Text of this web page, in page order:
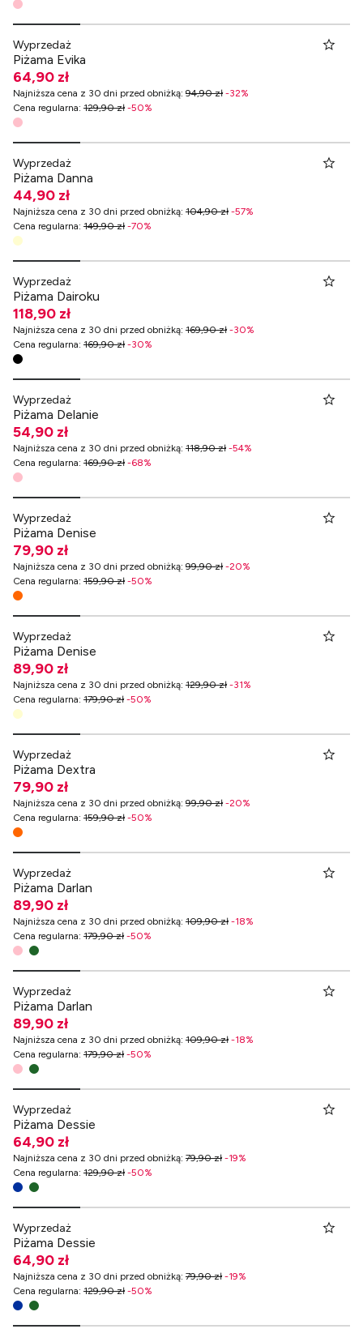
Wyprzedaż
Piżama Evika
64,90 zł
Najniższa cena z 30 dni przed obniżką: 94,90 zł -32%
Cena regularna: 129,90 zł -50%
Wyprzedaż
Piżama Danna
44,90 zł
Najniższa cena z 30 dni przed obniżką: 104,90 zł -57%
Cena regularna: 149,90 zł -70%
Wyprzedaż
Piżama Dairoku
118,90 zł
Najniższa cena z 30 dni przed obniżką: 169,90 zł -30%
Cena regularna: 169,90 zł -30%
Wyprzedaż
Piżama Delanie
54,90 zł
Najniższa cena z 30 dni przed obniżką: 118,90 zł -54%
Cena regularna: 169,90 zł -68%
Wyprzedaż
Piżama Denise
79,90 zł
Najniższa cena z 30 dni przed obniżką: 99,90 zł -20%
Cena regularna: 159,90 zł -50%
Wyprzedaż
Piżama Denise
89,90 zł
Najniższa cena z 30 dni przed obniżką: 129,90 zł -31%
Cena regularna: 179,90 zł -50%
Wyprzedaż
Piżama Dextra
79,90 zł
Najniższa cena z 30 dni przed obniżką: 99,90 zł -20%
Cena regularna: 159,90 zł -50%
Wyprzedaż
Piżama Darlan
89,90 zł
Najniższa cena z 30 dni przed obniżką: 109,90 zł -18%
Cena regularna: 179,90 zł -50%
Wyprzedaż
Piżama Darlan
89,90 zł
Najniższa cena z 30 dni przed obniżką: 109,90 zł -18%
Cena regularna: 179,90 zł -50%
Wyprzedaż
Piżama Dessie
64,90 zł
Najniższa cena z 30 dni przed obniżką: 79,90 zł -19%
Cena regularna: 129,90 zł -50%
Wyprzedaż
Piżama Dessie
64,90 zł
Najniższa cena z 30 dni przed obniżką: 79,90 zł -19%
Cena regularna: 129,90 zł -50%